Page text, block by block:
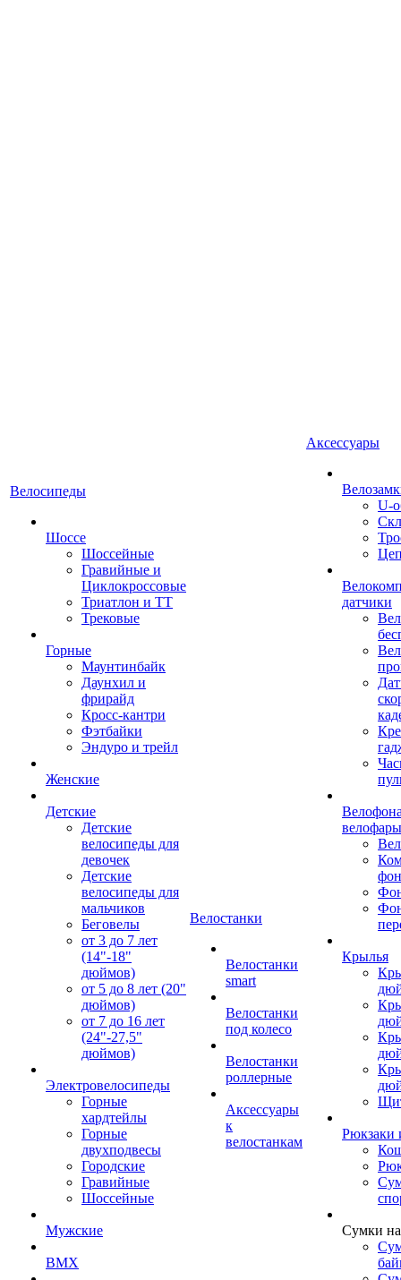
Велосипеды
Шоссе
Шоссейные
Гравийные и
Циклокроссовые
Триатлон и ТТ
Трековые
Горные
Маунтинбайк
Даунхил и
фрирайд
Кросс-кантри
Фэтбайки
Эндуро и трейл
Женские
Детские
Детские
велосипеды для
девочек
Детские
велосипеды для
мальчиков
Беговелы
от 3 до 7 лет
(14"-18"
дюймов)
от 5 до 8 лет (20"
дюймов)
от 7 до 16 лет
(24"-27,5"
дюймов)
Электровелосипеды
Горные
хардтейлы
Горные
двухподвесы
Городские
Гравийные
Шоссейные
Мужские
BMX
Велостанки
Велостанки
smart
Велостанки
под колесо
Велостанки
роллерные
Аксессуары
к
велостанкам
Аксессуары
U-
датчики
велофары
Крылья
Рюкзаки
Сумки